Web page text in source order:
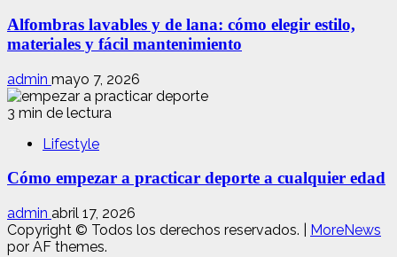
Alfombras lavables y de lana: cómo elegir estilo,
materiales y fácil mantenimiento
admin mayo 7, 2026
3 min de lectura
Lifestyle
Cómo empezar a practicar deporte a cualquier edad
admin abril 17, 2026
Copyright © Todos los derechos reservados.
MoreNews
por AF themes.